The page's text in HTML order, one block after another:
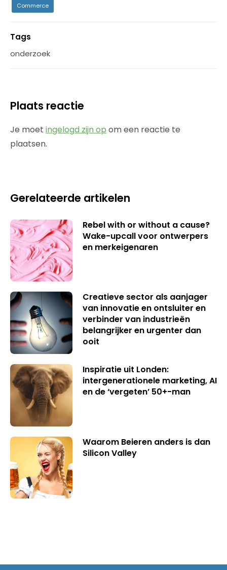
Commerce
Tags
onderzoek
Plaats reactie
Je moet ingelogd zijn op om een reactie te
plaatsen.
Gerelateerde artikelen
Rebel with or without a cause?
Wake-upcall voor ontwerpers
en merkeigenaren
Creatieve sector als aanjager
van innovatie en ontsluiter en
verbinder van industrieën
belangrijker en urgenter dan
ooit
Inspiratie uit Londen:
intergenerationele marketing, AI
en de ‘vergeten’ 50+-man
Waarom Beieren anders is dan
Silicon Valley